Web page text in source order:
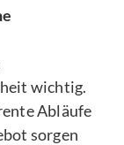
wichtig.
Abläufe
sorgen